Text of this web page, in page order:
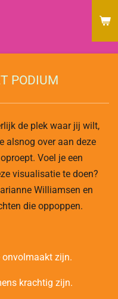
PODIUM
de plek waar jij wilt,
alsnog over aan deze
Voel je een
visualisatie te doen?
Williamsen en
die oppoppen.
onvolmaakt zijn.
krachtig zijn.